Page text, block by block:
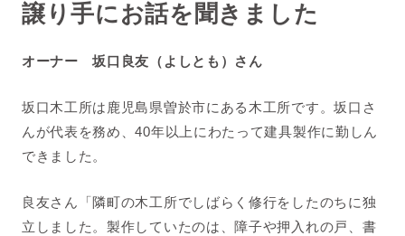
譲り手にお話を聞きました
オーナー坂口良友（よしとも）さん
坂口木工所は鹿児島県曽於市にある木工所です。坂口さ
んが代表を務め、40年以上にわたって建具製作に勤しん
できました。
良友さん「隣町の木工所でしばらく修行をしたのちに独
立しました。製作していたのは、障子や押入れの戸、書